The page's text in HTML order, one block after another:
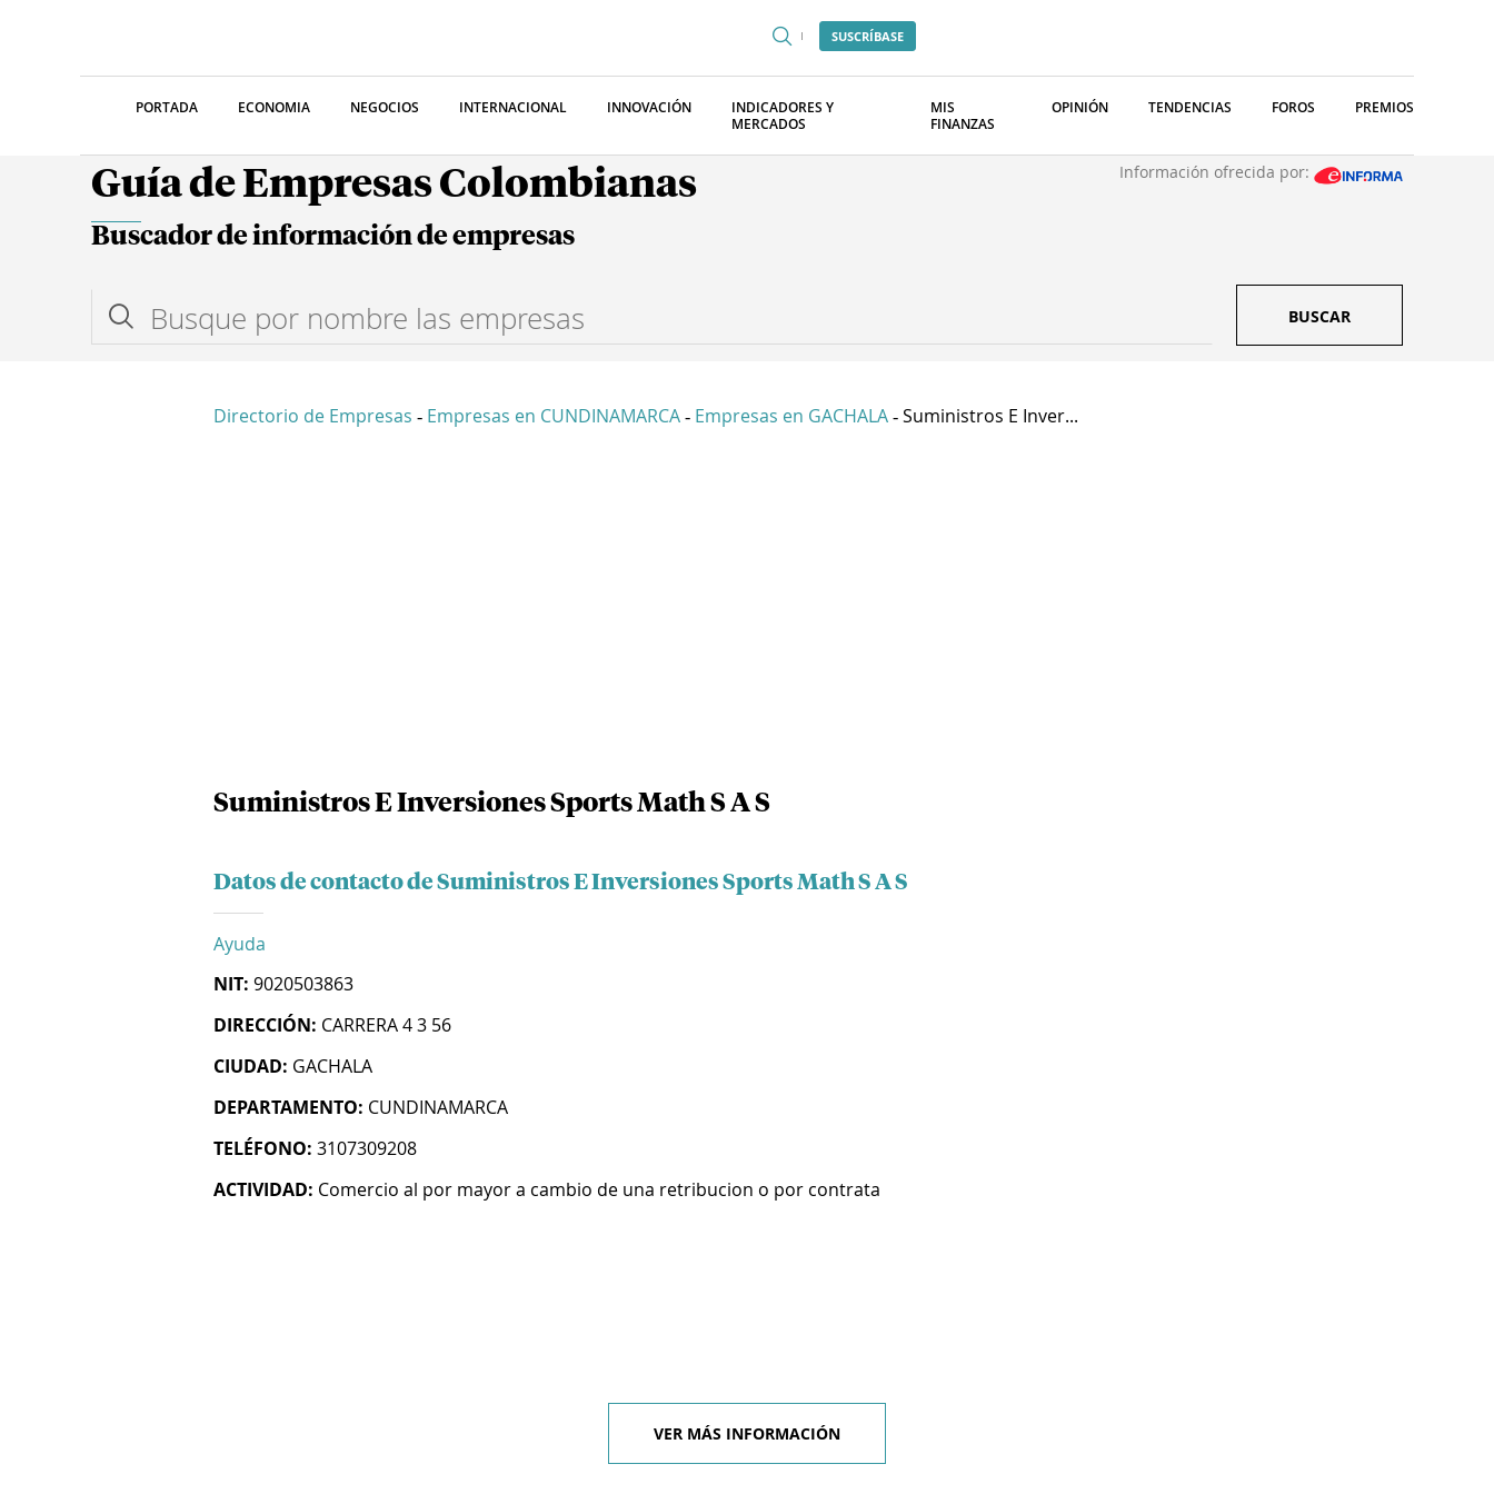
SUSCRÍBASE
PORTADA ECONOMIA NEGOCIOS INTERNACIONAL INNOVACIÓN
INDICADORES Y
MERCADOS
MIS
FINANZAS
OPINIÓN TENDENCIAS FOROS PREMIOS
Guía de Empresas Colombianas Información ofrecida por:
Buscador de información de empresas
BUSCAR
Directorio de Empresas - Empresas en CUNDINAMARCA - Empresas en GACHALA - Suministros E Inver...
Suministros E Inversiones Sports Math S A S
Datos de contacto de Suministros E Inversiones Sports Math S A S
Ayuda
NIT: 9020503863
DIRECCIÓN: CARRERA 4 3 56
CIUDAD: GACHALA
DEPARTAMENTO: CUNDINAMARCA
TELÉFONO: 3107309208
ACTIVIDAD: Comercio al por mayor a cambio de una retribucion o por contrata
VER MÁS INFORMACIÓN